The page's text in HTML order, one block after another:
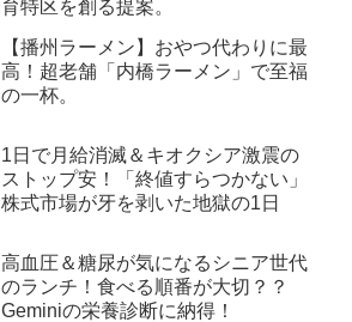
育特区を創る提案。
【播州ラーメン】おやつ代わりに最
高！超老舗「内橋ラーメン」で至福
の一杯。
1日で月給消滅＆キオクシア激震の
ストップ安！「終値すらつかない」
株式市場が牙を剥いた地獄の1日
高血圧＆糖尿が気になるシニア世代
のランチ！食べる順番が大切？？
Geminiの栄養診断に納得！